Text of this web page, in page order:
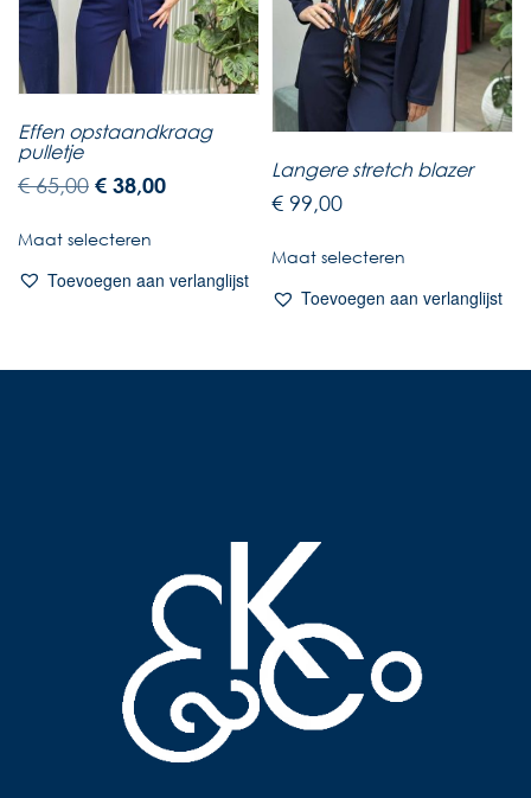
Effen opstaandkraag
pulletje
€65,00 € 38,00
Maat selecteren
Toevoegen aan verlanglijst
Langere stretch blazer
€ 99,00
Maat selecteren
Toevoegen aan verlanglijst